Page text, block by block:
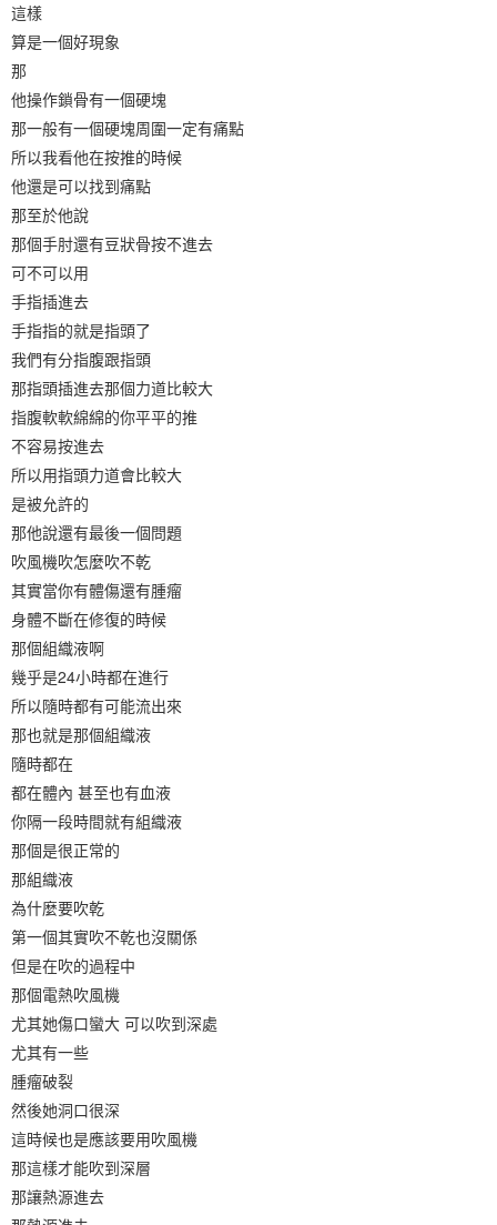
這樣
算是一個好現象
那
他操作鎖骨有一個硬塊
那一般有一個硬塊周圍一定有痛點
所以我看他在按推的時候
他還是可以找到痛點
那至於他說
那個手肘還有豆狀骨按不進去
可不可以用
手指插進去
手指指的就是指頭了
我們有分指腹跟指頭
那指頭插進去那個力道比較大
指腹軟軟綿綿的你平平的推
不容易按進去
所以用指頭力道會比較大
是被允許的
那他說還有最後一個問題
吹風機吹怎麼吹不乾
其實當你有體傷還有腫瘤
身體不斷在修復的時候
那個組織液啊
幾乎是24小時都在進行
所以隨時都有可能流出來
那也就是那個組織液
隨時都在
都在體內 甚至也有血液
你隔一段時間就有組織液
那個是很正常的
那組織液
為什麼要吹乾
第一個其實吹不乾也沒關係
但是在吹的過程中
那個電熱吹風機
尤其她傷口蠻大 可以吹到深處
尤其有一些
腫瘤破裂
然後她洞口很深
這時候也是應該要用吹風機
那這樣才能吹到深層
那讓熱源進去